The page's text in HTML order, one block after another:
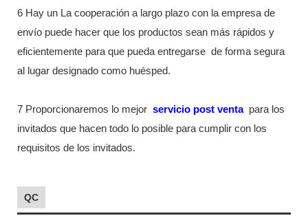
6 Hay un La cooperación a largo plazo con la empresa de
envío puede hacer que los productos sean más rápidos y
eficientemente para que pueda entregarse de forma segura
al lugar designado como huésped.
7 Proporcionaremos lo mejor servicio post venta para los
invitados que hacen todo lo posible para cumplir con los
requisitos de los invitados.
QC